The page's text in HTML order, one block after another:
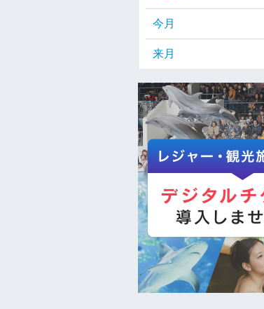
今月
来月